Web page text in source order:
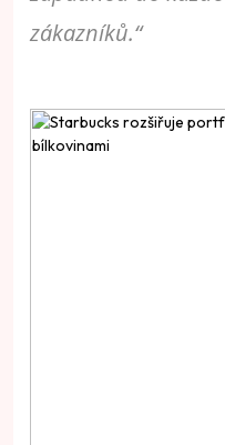
zákazníků.“